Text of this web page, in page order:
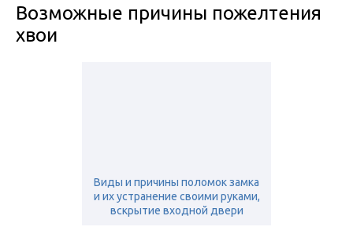
Возможные причины пожелтения
хвои
Виды и причины поломок замка
и их устранение своими руками,
вскрытие входной двери